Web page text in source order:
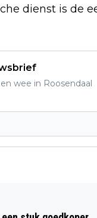
dienst is de
wee in Roosendaal